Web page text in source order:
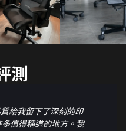
測
給我留下了深刻的印
值得稱道的地方。我